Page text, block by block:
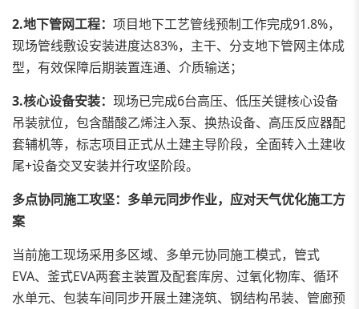
2.地下管网工程： 项目地下工艺管线预制工作完成91.8%，
现场管线敷设安装进度达83%，主干、分支地下管网主体成
型，有效保障后期装置连通、介质输送；
3.核心设备安装： 现场已完成6台高压、低压关键核心设备
吊装就位，包含醋酸乙烯注入泵、换热设备、高压反应器配
套辅机等，标志项目正式从土建主导阶段，全面转入土建收
尾+设备交叉安装并行攻坚阶段。
多点协同施工攻坚：多单元同步作业，应对天气优化施工方
案
当前施工现场采用多区域、多单元协同施工模式，管式
EVA、釜式EVA两套主装置及配套库房、过氧化物库、循环
水单元、包装车间同步开展土建浇筑、钢结构吊装、管廊预